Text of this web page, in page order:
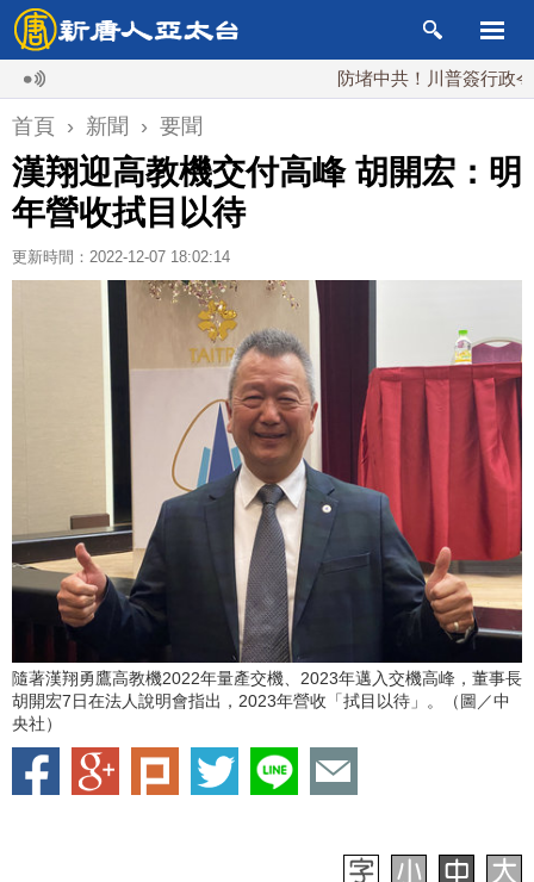
防堵中共！川普簽行政令 對多
首頁 › 新聞 › 要聞
漢翔迎高教機交付高峰 胡開宏：明
年營收拭目以待
更新時間：2022-12-07 18:02:14
隨著漢翔勇鷹高教機2022年量產交機、2023年邁入交機高峰，董事長
胡開宏7日在法人說明會指出，2023年營收「拭目以待」。（圖／中
央社）